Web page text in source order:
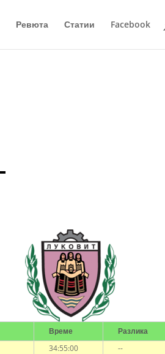
Ревюта Статии Facebook
Време
Разлика
34:55:00
--